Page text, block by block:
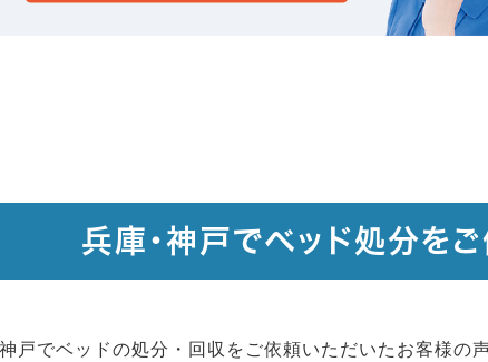
兵庫・神戸でベッド処分を
戸でベッドの処分・回収をご依頼いただいたお客様の